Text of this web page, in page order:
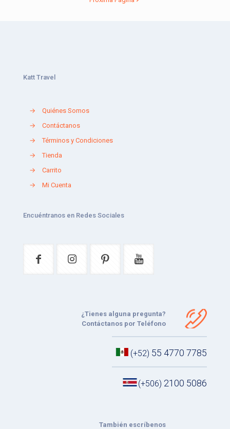
Katt Travel
→
Quiénes Somos
→
Contáctanos
→
Términos y Condiciones
→
Tienda
→
Carrito
→
Mi Cuenta
Encuéntranos en Redes Sociales
¿Tienes alguna pregunta?
Contáctanos por Teléfono
(+52) 55 4770 7785
(+506) 2100 5086
También escríbenos